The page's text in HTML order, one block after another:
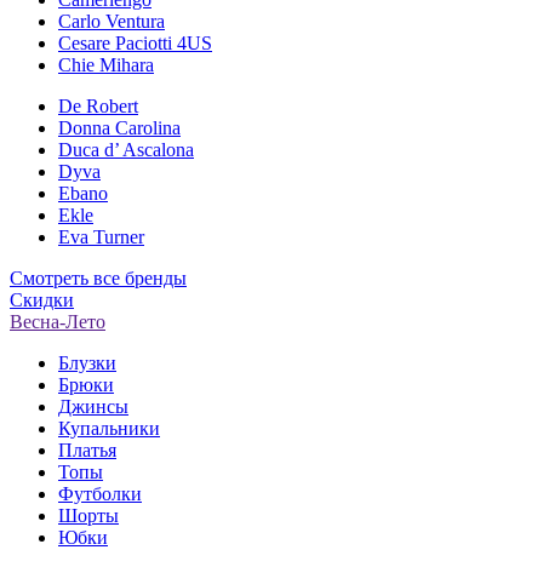
Carlo Ventura
Cesare Paciotti 4US
Chie Mihara
De Robert
Donna Carolina
Duca d’ Ascalona
Dyva
Ebano
Ekle
Eva Turner
Смотреть все бренды
Скидки
Весна-Лето
Блузки
Брюки
Джинсы
Купальники
Платья
Топы
Футболки
Шорты
Юбки